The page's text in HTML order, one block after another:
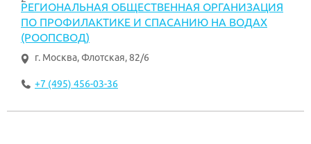
РЕГИОНАЛЬНАЯ ОБЩЕСТВЕННАЯ ОРГАНИЗАЦИЯ
ПО ПРОФИЛАКТИКЕ И СПАСАНИЮ НА ВОДАХ
(РООПСВОД)
г. Москва, Флотская, 82/6
+7 (495) 456-03-36